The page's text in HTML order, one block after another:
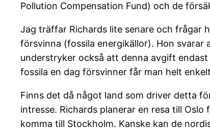
Pollution Compensation Fund) och de
Jag träffar Richards lite senare och frågar
försvinna (fossila energikällor). Hon svarar
understryker också att denna avgift
fossila en dag försvinner får man helt
Finns det då något land som driver detta
intresse. Richards planerar en resa till
komma till Stockholm. Kanske kan de